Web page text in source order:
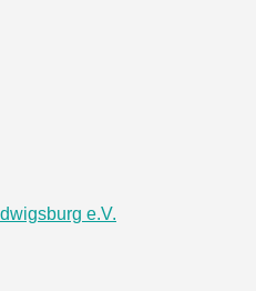
e.V.